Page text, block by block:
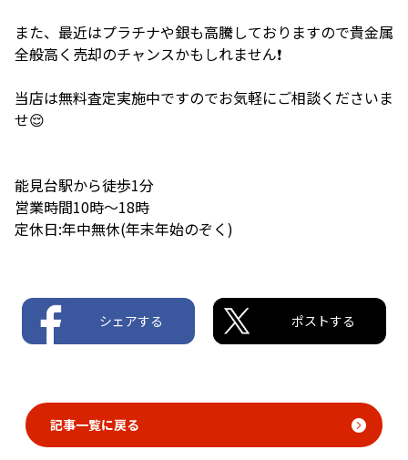
また、最近はプラチナや銀も高騰しておりますので貴金属
全般高く売却のチャンスかもしれません❗️
当店は無料査定実施中ですのでお気軽にご相談くださいま
せ😌
能見台駅から徒歩1分
営業時間10時〜18時
定休日:年中無休(年末年始のぞく)
シェアする ポストする
記事一覧に戻る